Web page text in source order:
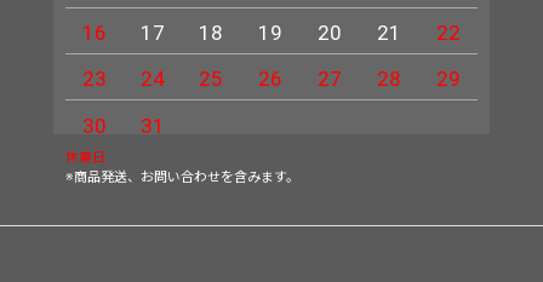
16
17 18 19 20 21
22
23
24 25 26 27 28
29
30
31
休業日
※商品発送、お問い合わせを含みます。